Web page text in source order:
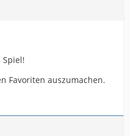
Favoriten auszumachen.